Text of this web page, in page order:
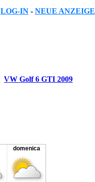
LOG-IN - NEUE ANZEIGE
VW Golf 6 GTI 2009
domenica